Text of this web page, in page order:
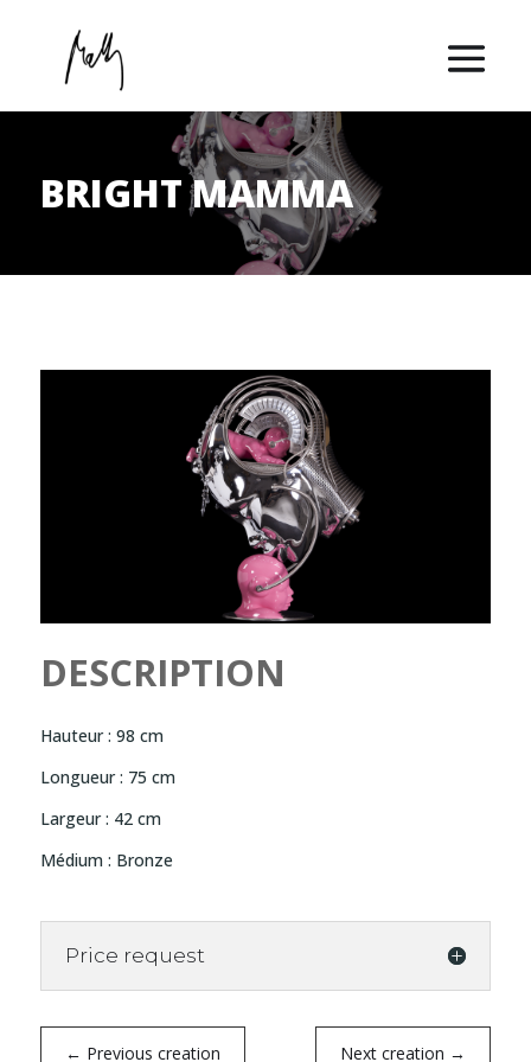
BRIGHT MAMMA
DESCRIPTION
Hauteur : 98 cm
Longueur : 75 cm
Largeur : 42 cm
Médium : Bronze
Price request
← Previous creation Next creation →